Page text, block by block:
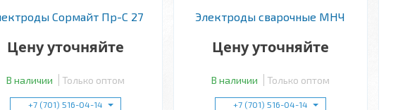
Сормайт Пр-С 27
Цену уточняйте
В наличии Только оптом
+7 (701) 516-04-14
Электроды сварочные МНЧ
Цену уточняйте
В наличии Только оптом
+7 (701) 516-04-14